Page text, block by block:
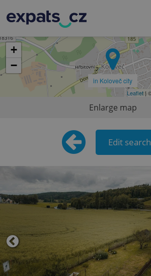
in Koloveč city
+
−
Leaflet|
Enlarge map
Edit search